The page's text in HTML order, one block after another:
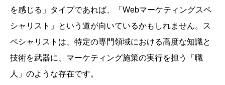
を感じる」タイプであれば、「Webマーケティングスペ
シャリスト」という道が向いているかもしれません。ス
ペシャリストは、特定の専門領域における高度な知識と
技術を武器に、マーケティング施策の実行を担う「職
人」のような存在です。